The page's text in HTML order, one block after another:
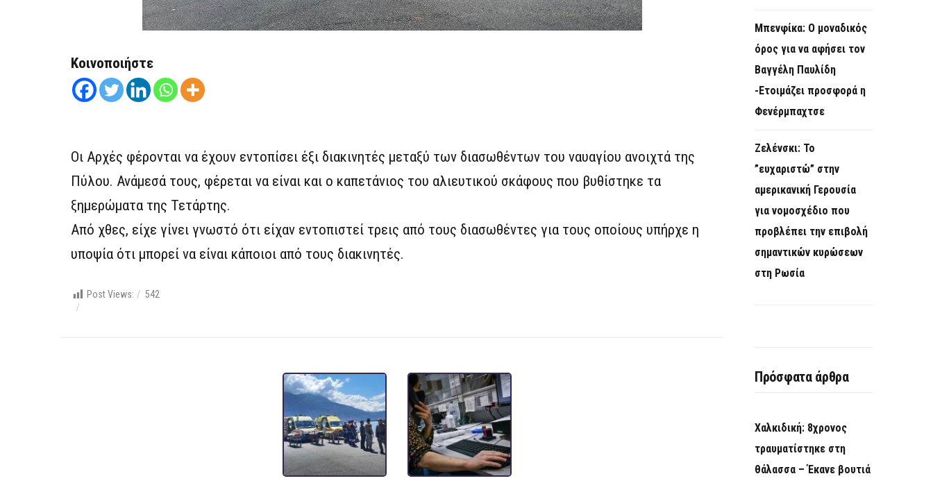
Κοινοποιήστε
Οι Αρχές φέρονται να έχουν εντοπίσει έξι διακινητές μεταξύ των διασωθέντων του ναυαγίου ανοιχτά της
Πύλου. Ανάμεσά τους, φέρεται να είναι και ο καπετάνιος του αλιευτικού σκάφους που βυθίστηκε τα
ξημερώματα της Τετάρτης.
Από χθες, είχε γίνει γνωστό ότι είχαν εντοπιστεί τρεις από τους διασωθέντες για τους οποίους υπήρχε η
υποψία ότι μπορεί να είναι κάποιοι από τους διακινητές.
Post Views: 542
Μπενφίκα: Ο μοναδικός
όρος για να αφήσει τον
Βαγγέλη Παυλίδη
-Ετοιμάζει προσφορά η
Φενέρμπαχτσε
Ζελένσκι: Το
”ευχαριστώ” στην
αμερικανική Γερουσία
για νομοσχέδιο που
προβλέπει την επιβολή
σημαντικών κυρώσεων
στη Ρωσία
Πρόσφατα άρθρα
Χαλκιδική: 8χρονος
τραυματίστηκε στη
θάλασσα – Έκανε βουτιά